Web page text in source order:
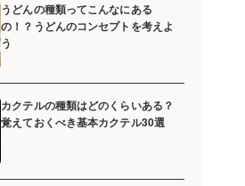
うどんの種類ってこんなにある
の！？うどんのコンセプトを考えよ
う
カクテルの種類はどのくらいある？
覚えておくべき基本カクテル30選